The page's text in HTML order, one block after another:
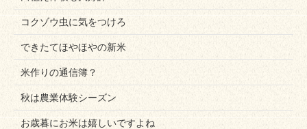
コクゾウ虫に気をつけろ
できたてほやほやの新米
米作りの通信簿？
秋は農業体験シーズン
お歳暮にお米は嬉しいですよね